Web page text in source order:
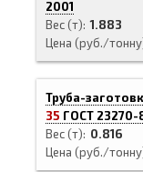
2001
Вес (т) 1.883
Цена (руб./
Труба-
35 ГОСТ 23270-
Вес (т)
0.816
Цена (руб./